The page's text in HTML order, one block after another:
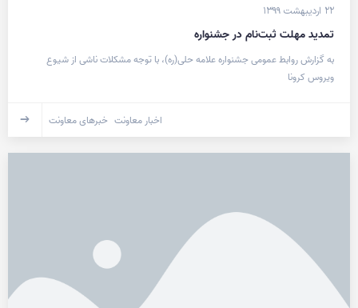
۲۲ اردیبهشت ۱۳۹۹
تمدید مهلت ثبت‌نام در جشنواره
به گزارش روابط عمومی جشنواره علامه حلی(ره)، با توجه مشکلات ناشی از شیوع
ویروس کرونا
اخبار معاونت خبرهای معاونت